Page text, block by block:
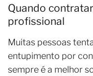
Quando
profissional
Muitas pessoas
entupimento por
sempre é a melhor